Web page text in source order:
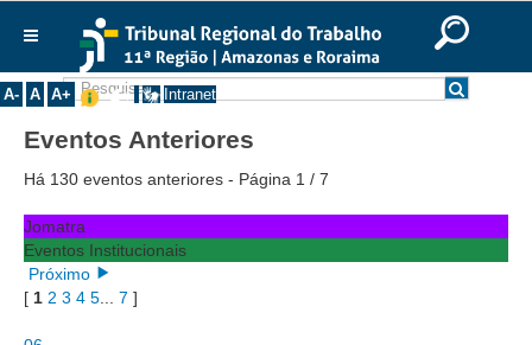
Ir para o rodapé
English
Português Español
A- A A+ Intranet
Institucional
Histórico
Composição
Desembargadores
Eventos Anteriores
Há 130 eventos anteriores - Página 1 / 7
Jomatra
Eventos Institucionais
Próximo
[ 1 2 3 4 5... 7 ]